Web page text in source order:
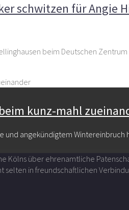
schwitzen für Angie
beim Deutschen Zentrum
kunz-mahl
angekündigtem
Kölns über ehrenamtliche
in freundschaftlichen